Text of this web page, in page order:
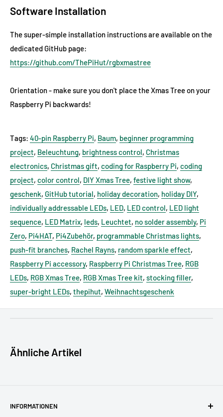
Software Installation
The super-simple installation instructions are available on the
dedicated GitHub page:
https://github.com/ThePiHut/rgbxmastree
Orientation - make sure you don't place the Xmas Tree on your
Raspberry Pi backwards!
Tags: 40-pin Raspberry Pi, Baum, beginner programming
project, Beleuchtung, brightness control, Christmas
electronics, Christmas gift, coding for Raspberry Pi, coding
project, color control, DIY Xmas Tree, festive light show,
geschenk, GitHub tutorial, holiday decoration, holiday DIY,
individually addressable LEDs, LED, LED control, LED light
sequence, LED Matrix, leds, Leuchtet, no solder assembly, Pi
Zero, Pi4HAT, Pi4Zubehör, programmable Christmas lights,
push-fit branches, Rachel Rayns, random sparkle effect,
Raspberry Pi accessory, Raspberry Pi Christmas Tree, RGB
LEDs, RGB Xmas Tree, RGB Xmas Tree kit, stocking filler,
super-bright LEDs, thepihut, Weihnachtsgeschenk
Deutschland, support [@] pi3g.com
[@] thepihut.com
Ähnliche Artikel
INFORMATIONEN